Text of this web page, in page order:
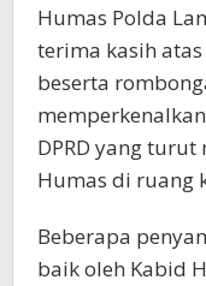
Humas Polda
terima kasih
beserta
DPRD yang
Humas di ruang
Beberapa
baik oleh Kabid